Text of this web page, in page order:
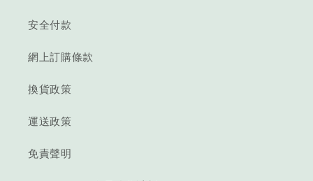
安全付款
網上訂購條款
換貨政策
運送政策
免責聲明